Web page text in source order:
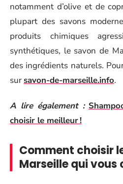
notamment d’olive et de
plupart des savons
produits chimiques
synthétiques, le savon de
des ingrédients naturels.
sur savon-de-marseille.info.
A lire également :
choisir le meilleur !
Comment choisir
Marseille qui vous